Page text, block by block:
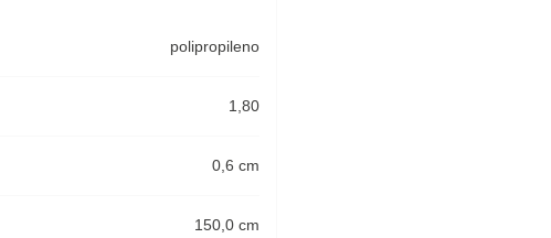
polipropileno
1,80
0,6 cm
150,0 cm